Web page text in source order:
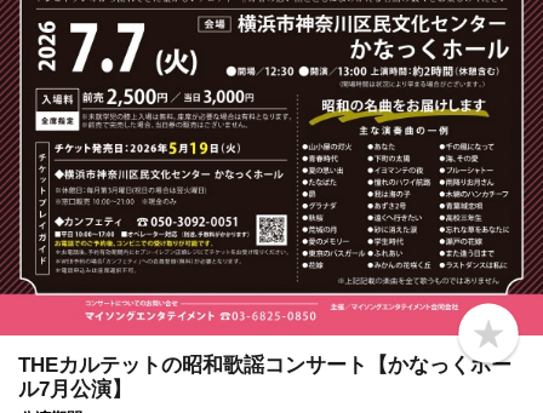
b
o
THEカルテットの昭和歌謡コンサート【かなっくホー
ル7月公演】